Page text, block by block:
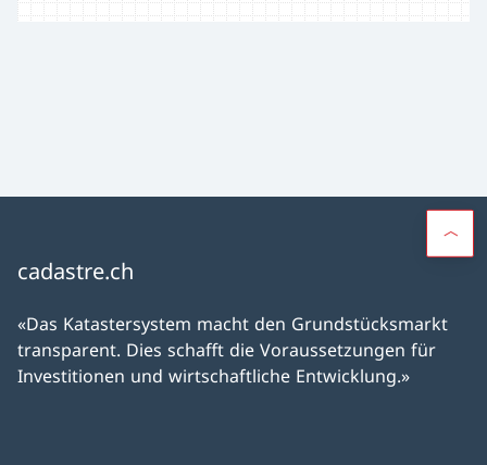
cadastre.ch
«Das Katastersystem macht den Grundstücksmarkt
transparent. Dies schafft die Voraussetzungen für
Investitionen und wirtschaftliche Entwicklung.»